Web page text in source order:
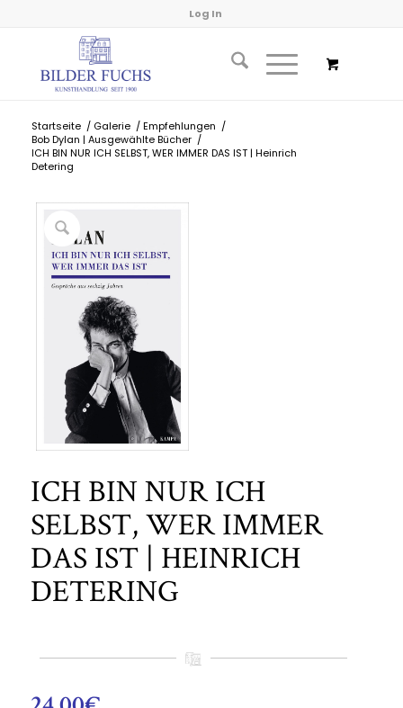
Log In
Startseite / Galerie / Empfehlungen /
Bob Dylan | Ausgewählte Bücher /
ICH BIN NUR ICH SELBST, WER IMMER DAS IST | Heinrich
Detering
ICH BIN NUR ICH
SELBST, WER IMMER
DAS IST | HEINRICH
DETERING